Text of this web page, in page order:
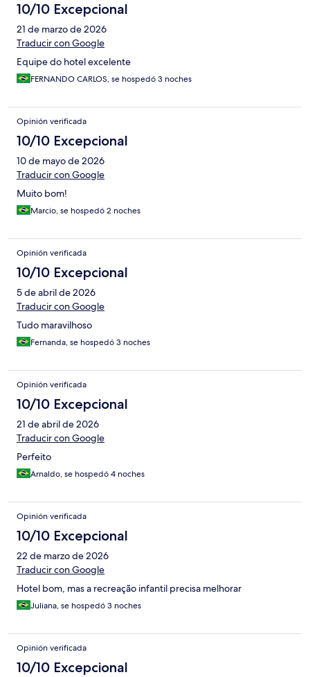
10/10 Excepcional
21 de marzo de 2026
Traducir con Google
Equipe do hotel excelente
FERNANDO CARLOS, se hospedó 3 noches
Opinión verificada
10/10 Excepcional
10 de mayo de 2026
Traducir con Google
Muito bom!
Marcio, se hospedó 2 noches
Opinión verificada
10/10 Excepcional
5 de abril de 2026
Traducir con Google
Tudo maravilhoso
Fernanda, se hospedó 3 noches
Opinión verificada
10/10 Excepcional
21 de abril de 2026
Traducir con Google
Perfeito
Arnaldo, se hospedó 4 noches
Opinión verificada
10/10 Excepcional
22 de marzo de 2026
Traducir con Google
Hotel bom, mas a recreação infantil precisa melhorar
Juliana, se hospedó 3 noches
Opinión verificada
10/10 Excepcional